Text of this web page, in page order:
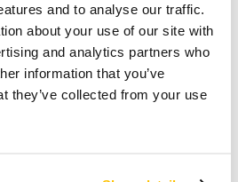
and to analyse our traffic.
about your use of our site with
and analytics partners who
information that you’ve
they’ve collected from your use
行业
应用
解决方案